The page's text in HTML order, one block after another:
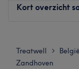
Kort overzicht
Dinsdag
Woensdag
Treatwell >
Zandhoven